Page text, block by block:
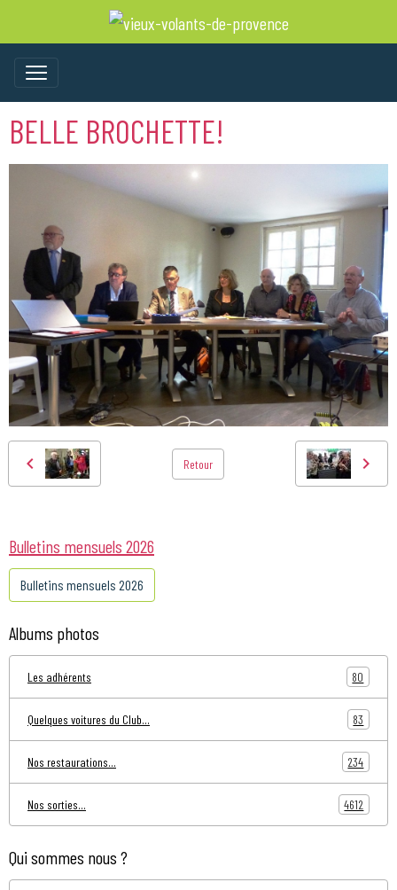
BELLE BROCHETTE!
Retour
Bulletins mensuels 2026
Bulletins mensuels 2026
Albums photos
Les adhérents 80
Quelques voitures du Club... 83
Nos restaurations... 234
Nos sorties... 4612
Qui sommes nous ?